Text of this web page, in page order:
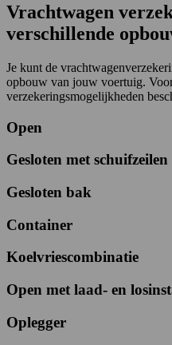
Vrachtwagen
verschillende
Je kunt de
opbouw van jouw voertuig.
verzekeringsmogelijkheden
Open
Gesloten met schuifzeilen
Gesloten bak
Container
Koelvriescombinatie
Open met laad- en
Oplegger